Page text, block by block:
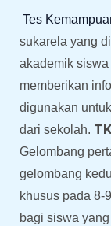
Tes
sukarela yang
akademik siswa
memberikan
digunakan
dari sekolah.
Gelombang
gelombang
khusus pada 8-
bagi siswa